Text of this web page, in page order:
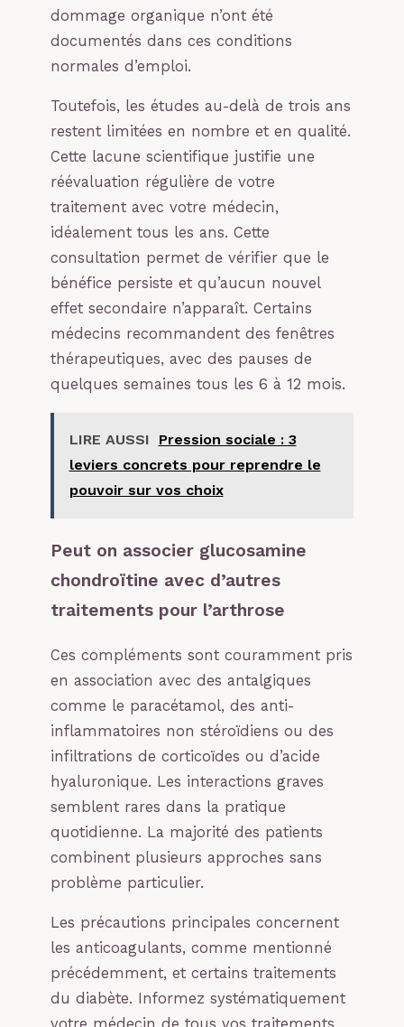
dommage organique n’ont été
documentés dans ces conditions
normales d’emploi.
Toutefois, les études au-delà de trois ans
restent limitées en nombre et en qualité.
Cette lacune scientifique justifie une
réévaluation régulière de votre
traitement avec votre médecin,
idéalement tous les ans. Cette
consultation permet de vérifier que le
bénéfice persiste et qu’aucun nouvel
effet secondaire n’apparaît. Certains
médecins recommandent des fenêtres
thérapeutiques, avec des pauses de
quelques semaines tous les 6 à 12 mois.
LIRE AUSSI
Pression sociale : 3
leviers concrets pour reprendre le
pouvoir sur vos choix
Peut on associer glucosamine
chondroïtine avec d’autres
traitements pour l’arthrose
Ces compléments sont couramment pris
en association avec des antalgiques
comme le paracétamol, des anti-
inflammatoires non stéroïdiens ou des
infiltrations de corticoïdes ou d’acide
hyaluronique. Les interactions graves
semblent rares dans la pratique
quotidienne. La majorité des patients
combinent plusieurs approches sans
problème particulier.
Les précautions principales concernent
les anticoagulants, comme mentionné
précédemment, et certains traitements
du diabète. Informez systématiquement